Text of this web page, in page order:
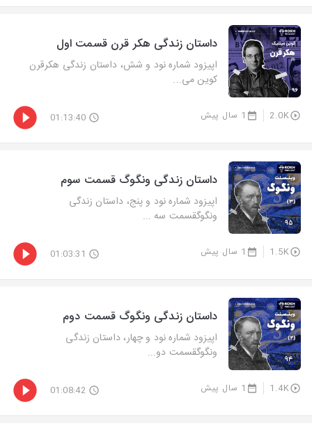
داستان زندگی هکر قرن قسمت اول
اپیزود شماره نود و شش، داستان زندگی هکرقرن
کوین می...
2.0K 1 سال پیش 01:13:40
داستان زندگی ونگوگ قسمت سوم
اپیزود شماره نود و پنج، داستان زندگی
ونگوگقسمت سه ...
1.5K 1 سال پیش 01:03:31
داستان زندگی ونگوگ قسمت دوم
اپیزود شماره نود و چهار، داستان زندگی
ونگوگقسمت دو...
1.4K 1 سال پیش 01:08:42